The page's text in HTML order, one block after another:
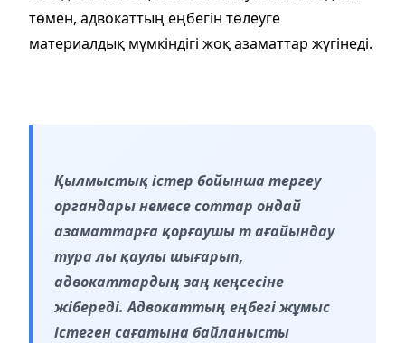
төмен, адвокаттың еңбегін төлеуге
материалдық мүмкіндігі жоқ азаматтар жүгінеді.
Қылмыстық істер бойынша тергеу
органдары немесе соттар ондай
азаматтарға қорғаушы т ағайындау
тура лы қаулы шығарып,
адвокаттардың заң кеңсесіне
жібереді. Адвокаттың еңбегі жұмыс
істеген сағатына байланысты